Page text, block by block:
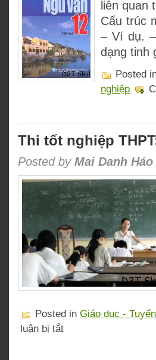
liên quan
Cấu trúc
– Ví dụ.
dạng tinh
Posted
nghiệp
Thi tốt nghiệp
Posted by Mai Danh Hảo
Posted in Giáo dục -
luận bị tắtở